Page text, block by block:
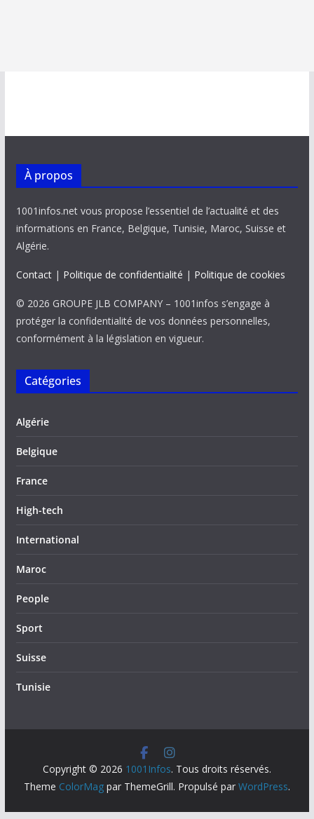
À propos
1001infos.net vous propose l’essentiel de l’actualité et des
informations en France, Belgique, Tunisie, Maroc, Suisse et
Algérie.
Contact| Politique de confidentialité | Politique de cookies
© 2026 GROUPE JLB COMPANY – 1001infos s’engage à
protéger la confidentialité de vos données personnelles,
conformément à la législation en vigueur.
Catégories
Algérie
Belgique
France
High-tech
International
Maroc
People
Sport
Suisse
Tunisie
Copyright © 2026 1001Infos. Tous droits réservés.
Theme ColorMagpar ThemeGrill. Propulsé par WordPress.